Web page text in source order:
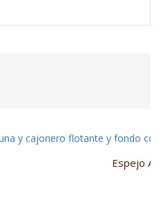
Espejo